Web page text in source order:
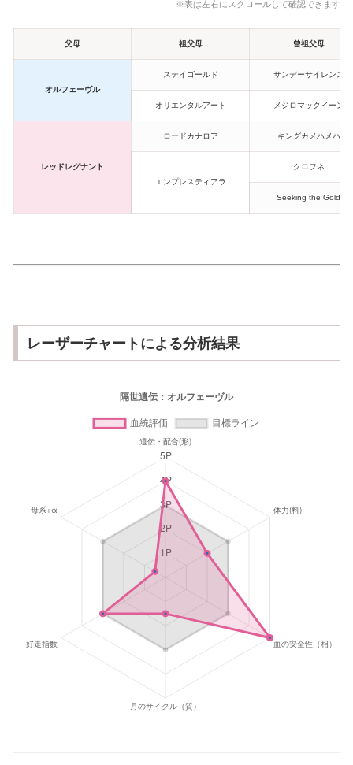
※表は左右にスクロールして確認できます
父母 祖父母 曾祖父母
オルフェーヴル
ステイゴールド サンデーサイレンス
オリエンタルアート メジロマックイーン
レッドレグナント
ロードカナロア キングカメハメハ
エンプレスティアラ
クロフネ
Seeking the Gold
レーザーチャートによる分析結果